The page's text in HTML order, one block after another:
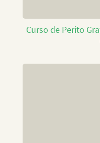
Curso de Perito